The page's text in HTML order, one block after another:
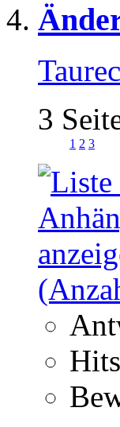
Taurec
3
1 2 3